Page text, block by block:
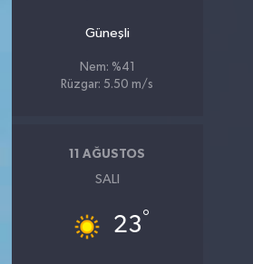
Güneşli
Nem: %41
Rüzgar: 5.50 m/s
11 AĞUSTOS
SALI
23°